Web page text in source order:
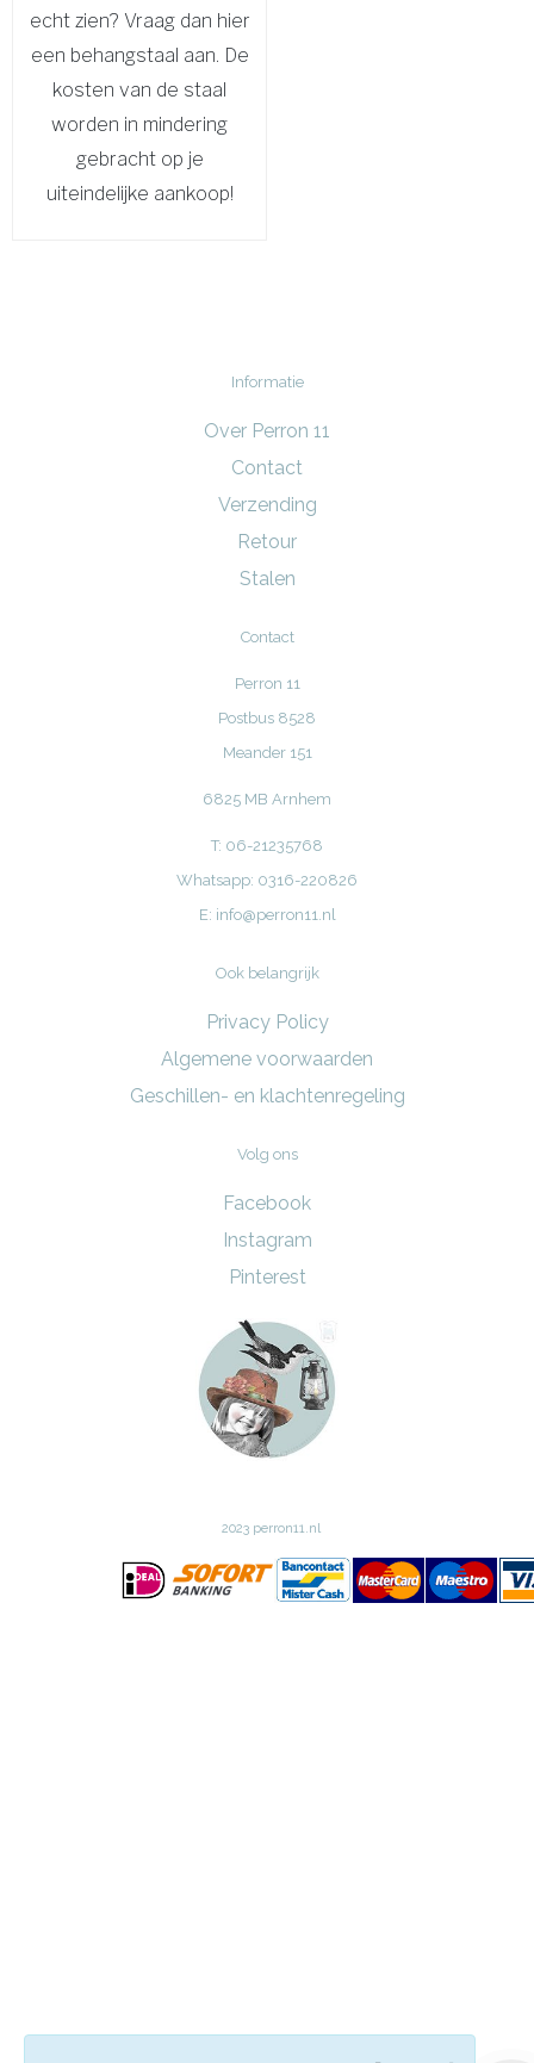
echt zien? Vraag dan hier
een behangstaal aan. De
kosten van de staal
worden in mindering
gebracht op je
uiteindelijke aankoop!
Informatie
Over Perron 11
Contact
Verzending
Retour
Stalen
Contact
Perron 11
Postbus 8528
Meander 151
6825 MB Arnhem
T: 06-21235768
Whatsapp: 0316-220826
E: info@perron11.nl
Ook belangrijk
Privacy Policy
Algemene voorwaarden
Geschillen- en klachtenregeling
Volg ons
Facebook
Instagram
Pinterest
2023 perron11.nl